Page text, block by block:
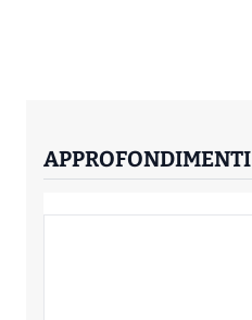
APPROFONDIMENTI